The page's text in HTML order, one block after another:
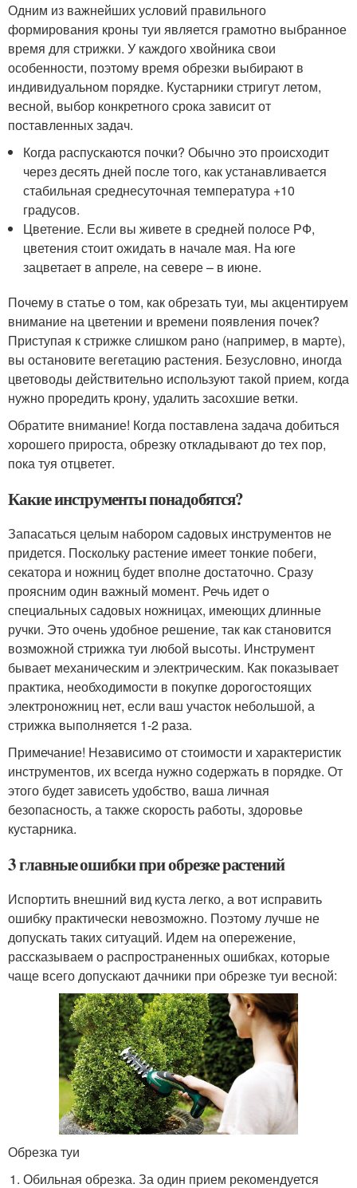
Одним из важнейших условий правильного
формирования кроны туи является грамотно выбранное
время для стрижки. У каждого хвойника свои
особенности, поэтому время обрезки выбирают в
индивидуальном порядке. Кустарники стригут летом,
весной, выбор конкретного срока зависит от
поставленных задач.
Когда распускаются почки? Обычно это происходит
через десять дней после того, как устанавливается
стабильная среднесуточная температура +10
градусов.
Цветение. Если вы живете в средней полосе РФ,
цветения стоит ожидать в начале мая. На юге
зацветает в апреле, на севере – в июне.
Почему в статье о том, как обрезать туи, мы акцентируем
внимание на цветении и времени появления почек?
Приступая к стрижке слишком рано (например, в марте),
вы остановите вегетацию растения. Безусловно, иногда
цветоводы действительно используют такой прием, когда
нужно проредить крону, удалить засохшие ветки.
Обратите внимание! Когда поставлена задача добиться
хорошего прироста, обрезку откладывают до тех пор,
пока туя отцветет.
Какие инструменты понадобятся?
Запасаться целым набором садовых инструментов не
придется. Поскольку растение имеет тонкие побеги,
секатора и ножниц будет вполне достаточно. Сразу
проясним один важный момент. Речь идет о
специальных садовых ножницах, имеющих длинные
ручки. Это очень удобное решение, так как становится
возможной стрижка туи любой высоты. Инструмент
бывает механическим и электрическим. Как показывает
практика, необходимости в покупке дорогостоящих
электроножниц нет, если ваш участок небольшой, а
стрижка выполняется 1-2 раза.
Примечание! Независимо от стоимости и характеристик
инструментов, их всегда нужно содержать в порядке. От
этого будет зависеть удобство, ваша личная
безопасность, а также скорость работы, здоровье
кустарника.
3 главные ошибки при обрезке растений
Испортить внешний вид куста легко, а вот исправить
ошибку практически невозможно. Поэтому лучше не
допускать таких ситуаций. Идем на опережение,
рассказываем о распространенных ошибках, которые
чаще всего допускают дачники при обрезке туи весной:
Обрезка туи
Обильная обрезка. За один прием рекомендуется